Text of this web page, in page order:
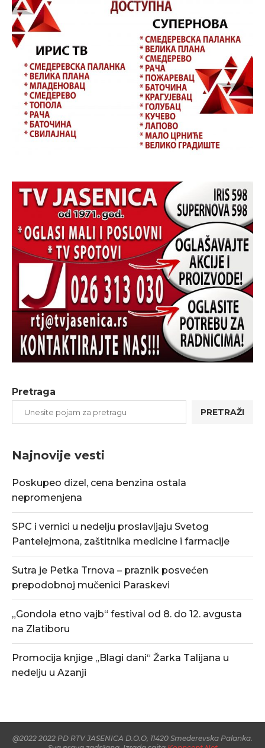
Pretraga
PRETRAŽI
Najnovije vesti
Poskupeo dizel, cena benzina ostala
nepromenjena
SPC i vernici u nedelju proslavljaju Svetog
Pantelejmona, zaštitnika medicine i farmacije
Sutra je Petka Trnova – praznik posvećen
prepodobnoj mučenici Paraskevi
„Gondola etno vajb“ festival od 8. do 12. avgusta
na Zlatiboru
Promocija knjige „Blagi dani“ Žarka Talijana u
nedelju u Azanji
@2022 2022 PD RTV JASENICA D.O.O, 11420 Smederevska Palanka.